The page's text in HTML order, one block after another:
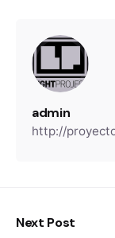
admin
http://
Next Post